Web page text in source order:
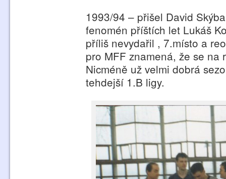
1993/94 – přišel David
fenomén příštích let Lukáš
příliš nevydařil , 7.místo a
pro MFF znamená, že se na
Nicméně už velmi dobrá
tehdejší 1.B ligy.